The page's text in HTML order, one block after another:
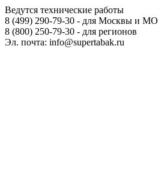
Ведутся технические работы
8 (499) 290-79-30 - для Москвы и МО
8 (800) 250-79-30 - для регионов
Эл. почта: info@supertabak.ru